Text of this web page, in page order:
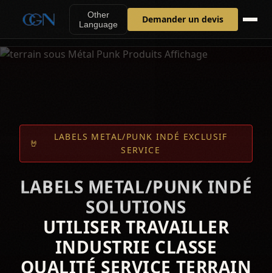
Other
Language
Demander un devis
Accueil›Services &
Produits
Solutions›Labels Metal/Punk
Indé
🤘
LABELS METAL/PUNK INDÉ EXCLUSIF
SERVICE
LABELS METAL/PUNK INDÉ
SOLUTIONS
UTILISER TRAVAILLER
INDUSTRIE CLASSE
QUALITÉ SERVICE TERRAIN